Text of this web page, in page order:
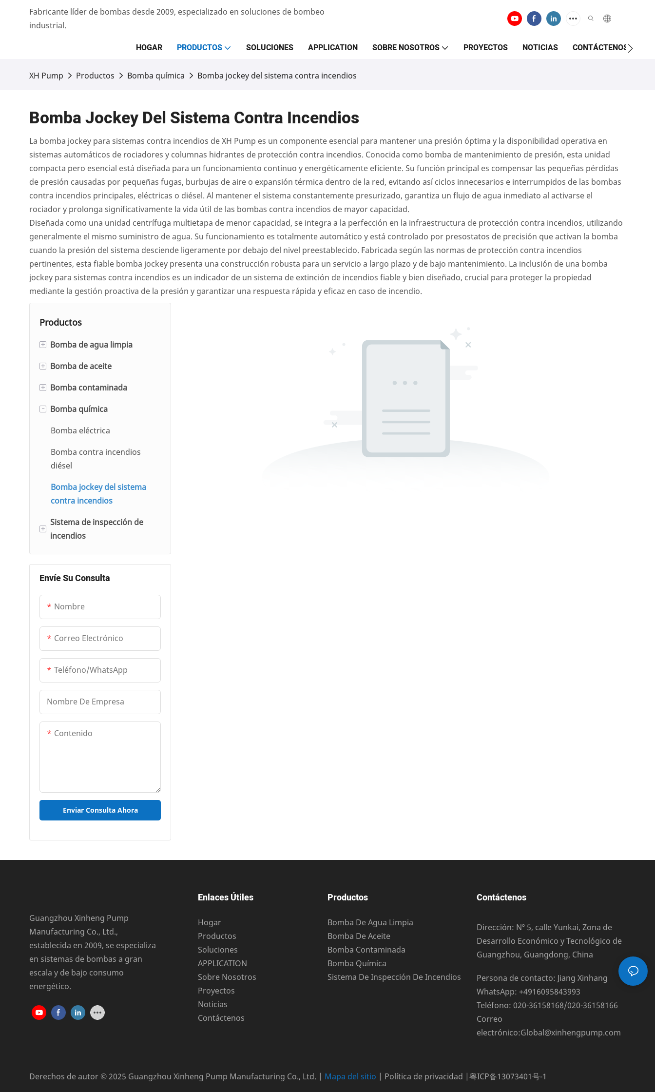
Fabricante líder de bombas desde 2009, especializado en soluciones de bombeo
industrial.
HOGAR PRODUCTOS SOLUCIONES APPLICATION SOBRE NOSOTROS PROYECTOS NOTICIAS CONTÁCTENOS
XH Pump Productos Bomba química Bomba jockey del sistema contra incendios
Bomba Jockey Del Sistema Contra Incendios
La bomba jockey para sistemas contra incendios de XH Pump es un componente esencial para mantener una presión óptima y la disponibilidad operativa en
sistemas automáticos de rociadores y columnas hidrantes de protección contra incendios. Conocida como bomba de mantenimiento de presión, esta unidad
compacta pero esencial está diseñada para un funcionamiento continuo y energéticamente eficiente. Su función principal es compensar las pequeñas pérdidas
de presión causadas por pequeñas fugas, burbujas de aire o expansión térmica dentro de la red, evitando así ciclos innecesarios e interrumpidos de las bombas
contra incendios principales, eléctricas o diésel. Al mantener el sistema constantemente presurizado, garantiza un flujo de agua inmediato al activarse el
rociador y prolonga significativamente la vida útil de las bombas contra incendios de mayor capacidad.
Diseñada como una unidad centrífuga multietapa de menor capacidad, se integra a la perfección en la infraestructura de protección contra incendios, utilizando
generalmente el mismo suministro de agua. Su funcionamiento es totalmente automático y está controlado por presostatos de precisión que activan la bomba
cuando la presión del sistema desciende ligeramente por debajo del nivel preestablecido. Fabricada según las normas de protección contra incendios
pertinentes, esta fiable bomba jockey presenta una construcción robusta para un servicio a largo plazo y de bajo mantenimiento. La inclusión de una bomba
jockey para sistemas contra incendios es un indicador de un sistema de extinción de incendios fiable y bien diseñado, crucial para proteger la propiedad
mediante la gestión proactiva de la presión y garantizar una respuesta rápida y eficaz en caso de incendio.
Productos
+ Bomba de agua limpia
Bomba centrífuga de
agua caliente
Bomba autocebante
Bomba de condensado
automática
Bomba centrífuga
multietapa
Bomba de tubería
+ Bomba de aceite
Bomba de aceite centrífuga
engranajes
+ Bomba contaminada
Bomba de lodos
Bomba de gas de escape de
Bomba sumergible
-
Bomba química
Bomba eléctrica
Bomba contra incendios
diésel
Bomba jockey del sistema
contra incendios
+
Sistema de inspección de
incendios
Gabinete de control de
Envíe Su Consulta
Nombre
Correo Electrónico
Teléfono/WhatsApp
Nombre De Empresa
Contenido
Enviar Consulta Ahora
Guangzhou Xinheng Pump
Manufacturing Co., Ltd.,
establecida en 2009, se especializa
en sistemas de bombas a gran
escala y de bajo consumo
energético.
Enlaces Útiles
Hogar
Productos
Soluciones
APPLICATION
Sobre Nosotros
Proyectos
Noticias
Contáctenos
Productos
Bomba De Agua Limpia
Bomba De Aceite
Bomba Contaminada
Bomba Química
Sistema De Inspección De Incendios
Contáctenos
Dirección: Nº 5, calle Yunkai, Zona de
Desarrollo Económico y Tecnológico de
Guangzhou, Guangdong, China
Persona de contacto: Jiang Xinhang
WhatsApp: +4916095843993
Teléfono: 020-36158168/020-36158166
Correo
electrónico:Global@xinhengpump.com
Derechos de autor © 2025 Guangzhou Xinheng Pump Manufacturing Co., Ltd. | Mapa del sitio | Política de privacidad |粤ICP备13073401号-1